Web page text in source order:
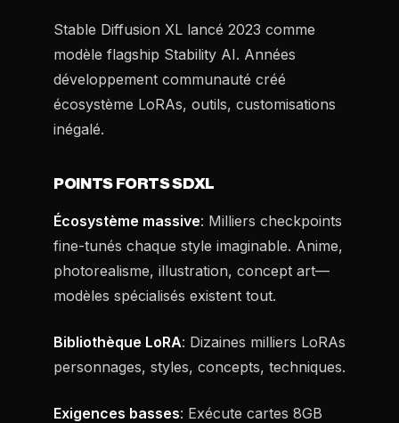
Stable Diffusion XL lancé 2023 comme
modèle flagship Stability AI. Années
développement communauté créé
écosystème LoRAs, outils, customisations
inégalé.
POINTS FORTS SDXL
Écosystème massive: Milliers checkpoints
fine-tunés chaque style imaginable. Anime,
photorealisme, illustration, concept art—
modèles spécialisés existent tout.
Bibliothèque LoRA: Dizaines milliers LoRAs
personnages, styles, concepts, techniques.
Exigences basses: Exécute cartes 8GB